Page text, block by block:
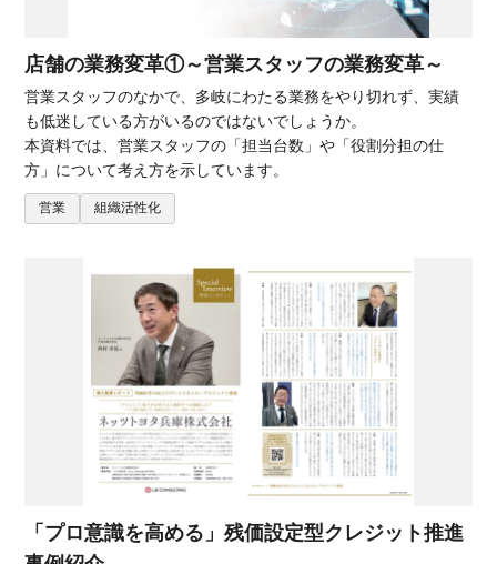
店舗の業務変革①～営業スタッフの業務変革​～
営業スタッフのなかで、多岐にわたる業務をやり切れず、実績
も低迷している方がいるのではないでしょうか。
本資料では、営業スタッフの「担当台数」や「役割分担の仕
方」について考え方を示しています。
営業 組織活性化
「プロ意識を高める」残価設定型クレジット推進